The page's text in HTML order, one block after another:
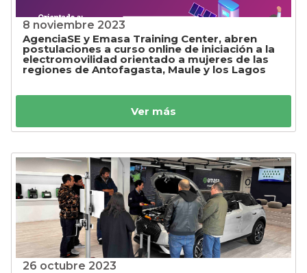
8 noviembre 2023
AgenciaSE y Emasa Training Center, abren
postulaciones a curso online de iniciación a la
electromovilidad orientado a mujeres de las
regiones de Antofagasta, Maule y los Lagos
Ver más
26 octubre 2023